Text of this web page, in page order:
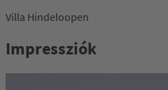
Villa Hindeloopen
Impressziók